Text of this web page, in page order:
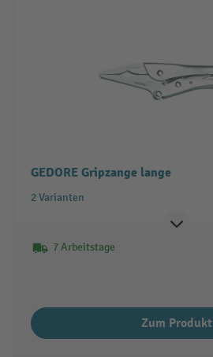
GEDORE Gripzange lange
2 Varianten
7 Arbeitstage
Zum Produkt